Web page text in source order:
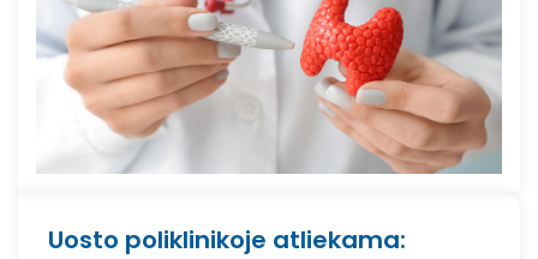
Uosto poliklinikoje atliekama: